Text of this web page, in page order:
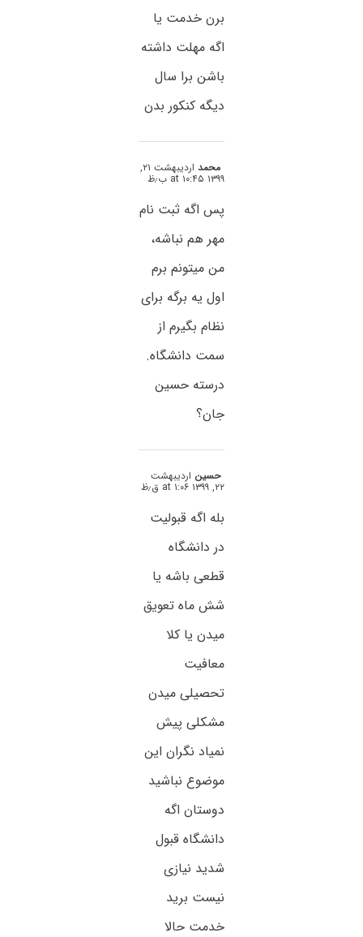
برن خدمت یا
اگه مهلت داشته
باشن برا سال
دیگه کنکور بدن
محمد اردیبهشت ۲۱,
۱۳۹۹ at ۱۰:۴۵ ب٫ظ
پس اگه ثبت نام
مهر هم نباشه،
من میتونم برم
اول یه برگه برای
نظام بگیرم از
سمت دانشگاه.
درسته حسین
جان؟
حسین اردیبهشت
۲۲, ۱۳۹۹ at ۱:۰۶ ق٫ظ
بله اگه قبولیت
در دانشگاه
قطعی باشه یا
شش ماه تعویق
میدن یا کلا
معافیت
تحصیلی میدن
مشکلی پیش
نمیاد نگران این
موضوع نباشید
دوستان اگه
دانشگاه قبول
شدید نیازی
نیست برید
خدمت حالا